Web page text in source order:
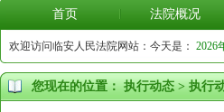
首页 法院概况
欢迎访问临安人民法院网站：今天是： 2026
您现在的位置：执行动态>执行